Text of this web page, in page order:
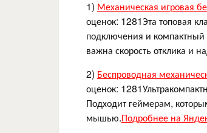
1) Механическая игровая
оценок: 1281Эта топовая
подключения и
важна скорость отклика и
2) Беспроводная
оценок:
Подходит геймерам,
мышью.Подробнее на